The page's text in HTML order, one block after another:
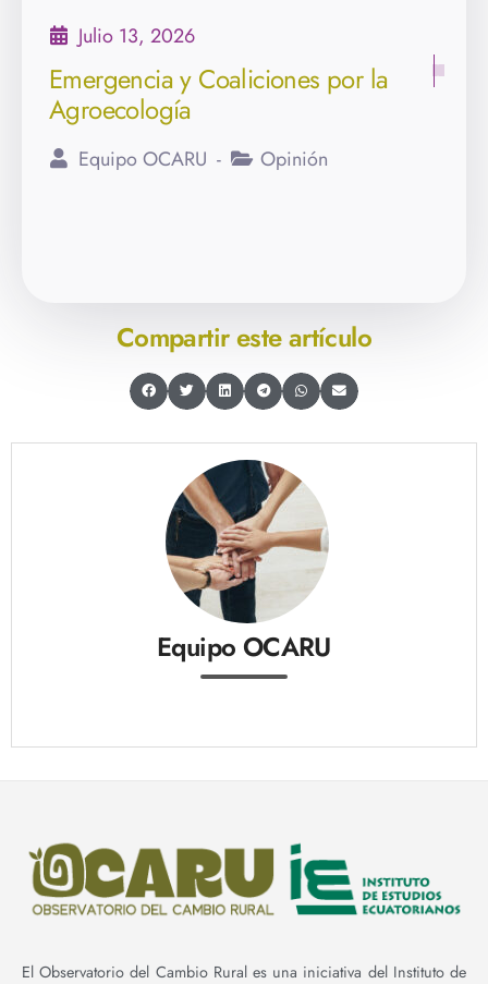
Julio 13, 2026
Emergencia y Coaliciones por la
Agroecología
Equipo OCARU Opinión
Compartir este artículo
Equipo OCARU
El Observatorio del Cambio Rural es una iniciativa del Instituto de